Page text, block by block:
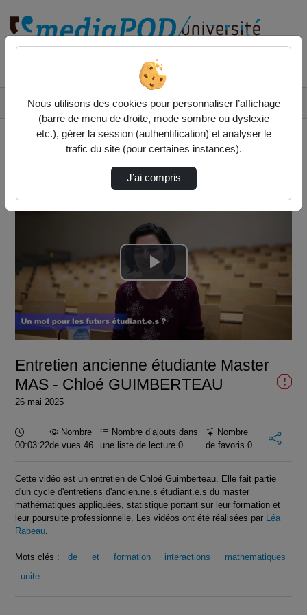
Entretien ancienne étudiante Master MAS - Ch…
Lire
la
vidéo
Entretien ancienne étudiante Master
MAS - Chloé GUIMBERTEAU
26 mai 2025
Durée :
00:03:22
Nombre
de vues 46
Nombre d’ajouts dans
une liste de lecture0
Nombre
de favoris 0
Cette vidéo est un entretien de Chloé Guimberteau. Elle fait partie
d'un cycle d'entretiens d'ancien.ne.s étudiant.e.s du master
mathématiques appliquées, statistique portant sur leur formation et
leur poursuite professionnelle. Les vidéos ont été réalisées par
Léa
Rabeau
Mots clés : de et formation interactions
mathematiques
unite
Nous utilisons des cookies pour personnaliser l’affichage
(barre de menu de droite, mode sombre ou dyslexie
etc.), gérer la session (authentification) et analyser le
trafic du site (pour certaines instances).
J’ai compris